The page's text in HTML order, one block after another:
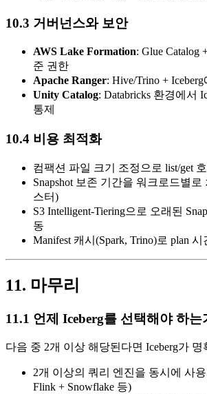
10.3 거버넌스와 보안
AWS Lake Formation: Glue Catalog
준 권한
Apache Ranger: Hive/Trino +
Unity Catalog: Databricks 환경에서
통제
10.4 비용 최적화
컴팩션 파일 크기 조정으로 list/get
Snapshot 보존 기간을 워크로드별
스터)
S3 Intelligent-Tiering으로 오래된
동
Manifest 캐시(Spark, Trino)로 plan 시
11. 마무리
11.1 언제 Iceberg를 선택해야 하는
다음 중 2개 이상 해당된다면 Iceberg가
2개 이상의 쿼리 엔진을 동시에 사용
Flink + Snowflake 등)